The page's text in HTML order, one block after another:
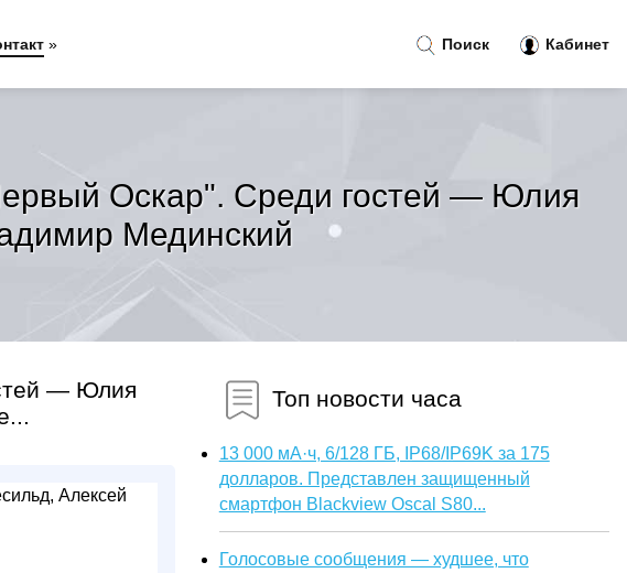
Оскар". Среди гостей — Юлия
Мединский
— Юлия
Топ новости часа
13 000 мА·ч, 6/128 ГБ, IP68/IP69K за 175
долларов. Представлен защищенный
смартфон Blackview Oscal S80...
Голосовые сообщения — худшее, что
Поиск Кабинет
»